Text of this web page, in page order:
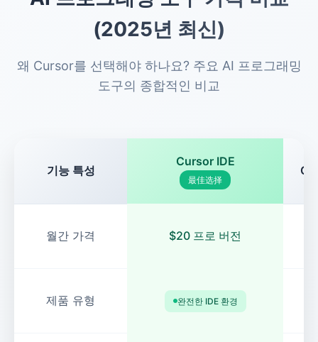
(2025년 최신)
왜 Cursor를 선택해야 하나요? 주요 AI 프로그래밍
도구의 종합적인 비교
기능 특성
Cursor IDE
最佳选择
월간 가격 $20 프로 버전
제품 유형 완전한 IDE 환경